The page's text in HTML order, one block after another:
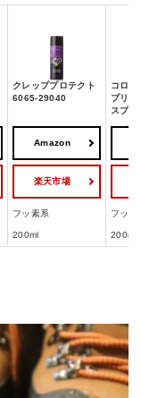
クレッププロテクト
6065-29040
コロ
プリー
スプレ
Amazon
楽天市場
フッ素系 フッ素
200ml 200ml